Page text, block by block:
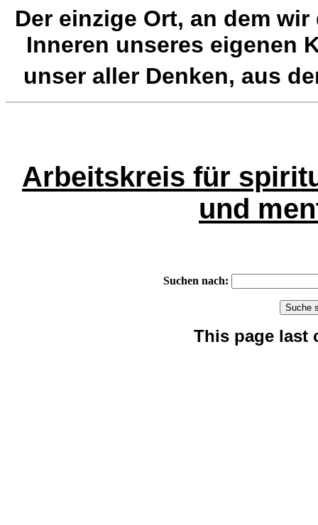
Der einzige Ort, an dem
Inneren unseres eigenen
unser aller Denken, aus
Arbeitskreis für
und
Suchen nach:
This page last